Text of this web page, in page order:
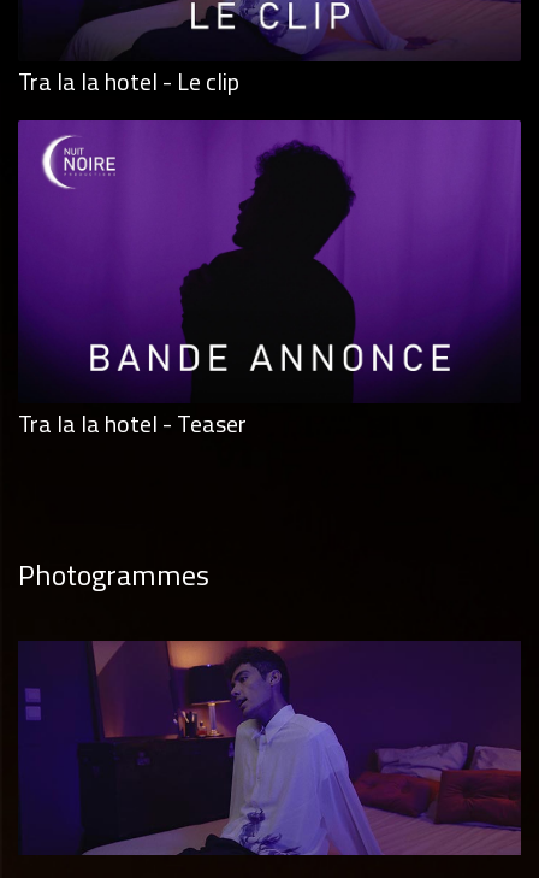
Tra la la hotel - Le clip
Tra la la hotel - Teaser
Photogrammes